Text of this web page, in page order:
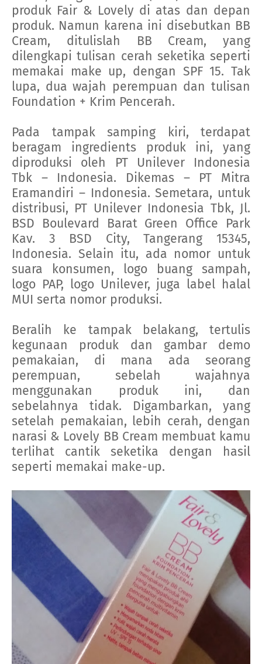
produk Fair & Lovely di atas dan depan
produk. Namun karena ini disebutkan BB
Cream, ditulislah BB Cream, yang
dilengkapi tulisan cerah seketika seperti
memakai make up, dengan SPF 15. Tak
lupa, dua wajah perempuan dan tulisan
Foundation + Krim Pencerah.
Pada tampak samping kiri, terdapat
beragam ingredients produk ini, yang
diproduksi oleh PT Unilever Indonesia
Tbk – Indonesia. Dikemas – PT Mitra
Eramandiri – Indonesia. Semetara, untuk
distribusi, PT Unilever Indonesia Tbk, Jl.
BSD Boulevard Barat Green Office Park
Kav. 3 BSD City, Tangerang 15345,
Indonesia. Selain itu, ada nomor untuk
suara konsumen, logo buang sampah,
logo PAP, logo Unilever, juga label halal
MUI serta nomor produksi.
Beralih ke tampak belakang, tertulis
kegunaan produk dan gambar demo
pemakaian, di mana ada seorang
perempuan, sebelah wajahnya
menggunakan produk ini, dan
sebelahnya tidak. Digambarkan, yang
setelah pemakaian, lebih cerah, dengan
narasi & Lovely BB Cream membuat kamu
terlihat cantik seketika dengan hasil
seperti memakai make-up.